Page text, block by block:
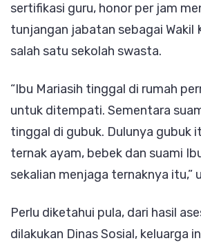
sertifikasi guru, honor per jam
tunjangan jabatan sebagai Wakil
salah satu sekolah swasta.
“Ibu Mariasih tinggal di rumah
untuk ditempati. Sementara
tinggal di gubuk. Dulunya gubuk
ternak ayam, bebek dan suami
sekalian menjaga ternaknya itu,”
Perlu diketahui pula, dari hasil
dilakukan Dinas Sosial, keluarga